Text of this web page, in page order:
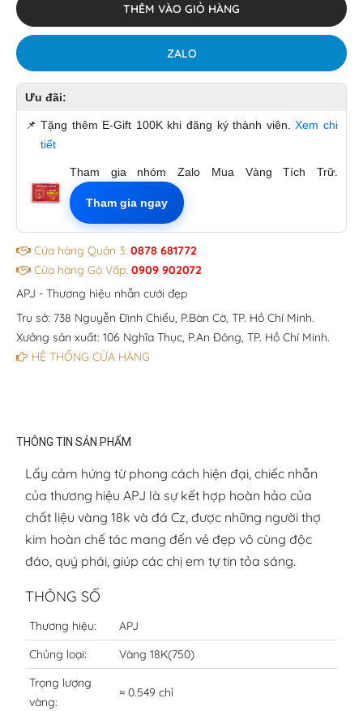
THÊM VÀO GIỎ HÀNG
ZALO
Ưu đãi:
📌 Tặng thêm E-Gift 100K khi đăng ký thành viên.Xem chi
tiết
Tham gia nhóm Zalo Mua Vàng Tích Trữ.
Tham gia ngay
Cửa hàng Quận 3: 0878 681772
Cửa hàng Gò Vấp: 0909 902072
APJ - Thương hiệu nhẫn cưới đẹp
Trụ sở: 738 Nguyễn Đình Chiểu, P.Bàn Cờ, TP. Hồ Chí Minh.
Xưởng sản xuất: 106 Nghĩa Thục, P.An Đông, TP. Hồ Chí Minh.
HỆ THỐNG CỬA HÀNG
THÔNG TIN SẢN PHẨM
Lấy cảm hứng từ phong cách hiện đại, chiếc nhẫn
của thương hiệu APJ là sự kết hợp hoàn hảo của
chất liệu vàng 18k và đá Cz, được những người thợ
kim hoàn chế tác mang đến vẻ đẹp vô cùng độc
đáo, quý phái, giúp các chị em tự tin tỏa sáng.
THÔNG SỐ
Thương hiệu:
APJ
Chủng loại:
Vàng 18K(750)
Trọng lượng
vàng:
≈ 0.549 chỉ